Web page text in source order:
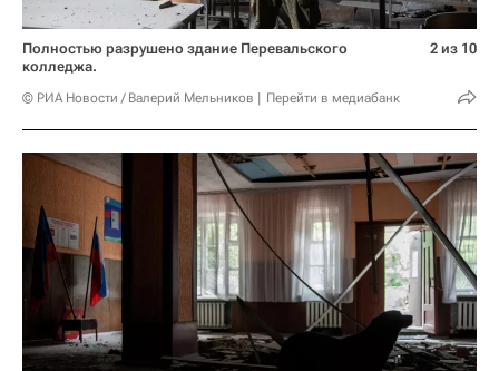
Полностью разрушено здание Перевальского
колледжа.
© РИА Новости / Валерий Мельников Перейти в медиабанк
2 из 10